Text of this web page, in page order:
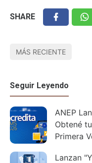
SHARE
MÁS RECIENTE
Seguir Leyendo
ANEP
Obtené
Primera
Lanzan